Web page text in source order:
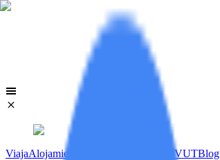
ViajaAlojamientos Licencias VUTBlog